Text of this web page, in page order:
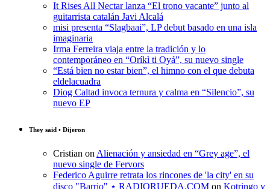
It Rises All Nectar lanza “El trono vacante” junto al
guitarrista catalán Javi Alcalá
misi presenta “Slagbaai”, LP debut basado en una isla
imaginaria
Irma Ferreira viaja entre la tradición y lo
contemporáneo en “Oríkì ti Oyá”, su nuevo single
“Está bien no estar bien”, el himno con el que debuta
eldelacuadra
Diog Caltad invoca ternura y calma en “Silencio”, su
nuevo EP
They said • Dijeron
Cristian on Alienación y ansiedad en “Grey age”, el
nuevo single de Fervors
Federico Aguirre retrata los rincones de 'la city' en su
disco "Barrio" ⋆ RADIORUEDA.COM on Kotringo y